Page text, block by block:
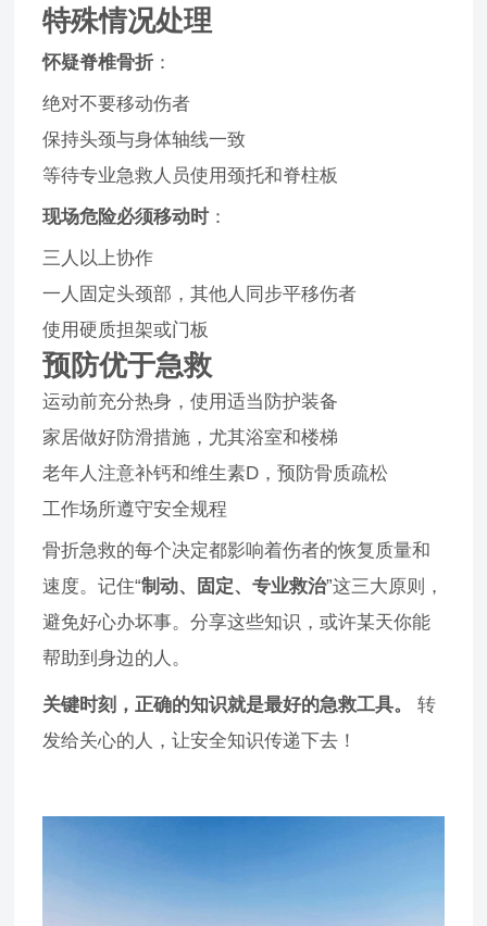
特殊情况处理
怀疑脊椎骨折 ：
绝对不要移动伤者
保持头颈与身体轴线一致
等待专业急救人员使用颈托和脊柱板
现场危险必须移动时：
三人以上协作
一人固定头颈部，其他人同步平移伤者
使用硬质担架或门板
预防优于急救
运动前充分热身，使用适当防护装备
家居做好防滑措施，尤其浴室和楼梯
老年人注意补钙和维生素D，预防骨质疏松
工作场所遵守安全规程
骨折急救的每个决定都影响着伤者的恢复质量和
速度。记住“制动、固定、专业救治”这三大原则，
避免好心办坏事。分享这些知识，或许某天你能
帮助到身边的人。
关键时刻，正确的知识就是最好的急救工具。
转
发给关心的人，让安全知识传递下去！